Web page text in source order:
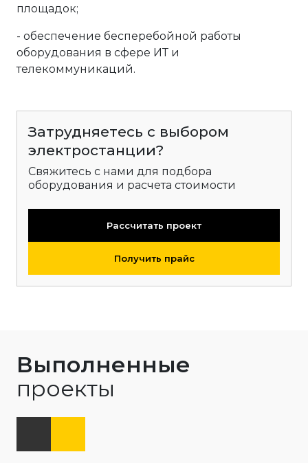
площадок;
- обеспечение бесперебойной работы
оборудования в сфере ИТ и
телекоммуникаций.
Затрудняетесь с выбором
электростанции?
Свяжитесь с нами для подбора
оборудования и расчета стоимости
Рассчитать проект
Получить прайс
Выполненные
проекты